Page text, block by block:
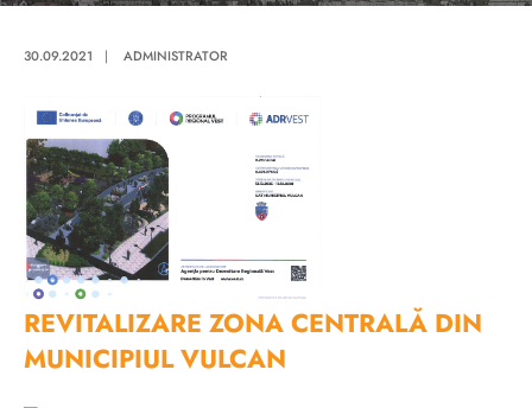
30.09.2021 | ADMINISTRATOR
REVITALIZARE ZONA CENTRALĂ DIN
MUNICIPIUL VULCAN